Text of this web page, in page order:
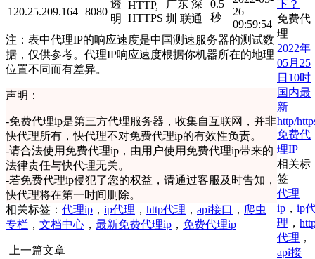
120.25.209.164 8080
透
明
HTTP,
HTTPS
广东 深
圳 联通
0.5
秒
26
09:59:54
注：表中代理IP的响应速度是中国测速服务器的测试数
据，仅供参考。代理IP响应速度根据你机器所在的地理
位置不同而有差异。
声明：
-免费代理ip是第三方代理服务器，收集自互联网，并非
快代理所有，快代理不对免费代理ip的有效性负责。
-请合法使用免费代理ip，由用户使用免费代理ip带来的
法律责任与快代理无关。
-若免费代理ip侵犯了您的权益，请通过客服及时告知，
快代理将在第一时间删除。
相关标签： 代理ip ， ip代理 ， http代理 ， api接口 ， 爬虫
专栏 ， 文档中心 ， 最新免费代理ip ， 免费代理ip
上一篇文章
下？
免费代
理
2022年
05月25
日10时
国内最
新
http/
免费代
理IP
相关标
签
代理
ip ， ip
理 ，
代理 ，
api接